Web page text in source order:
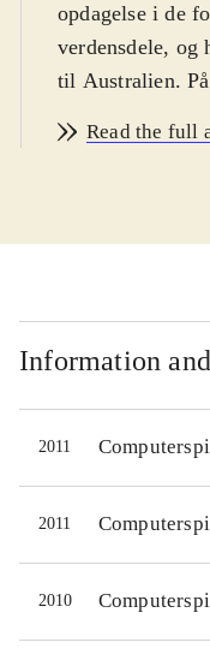
opdagelse i de
verdensdele, og
til Australien.
så der er
dansk.
uoverskuelig,
Myggen-spil er
det dog smart at
samme billede.
Australien
der kort fortælles
spillene skal
Read the full
Information
2011
2011
2010